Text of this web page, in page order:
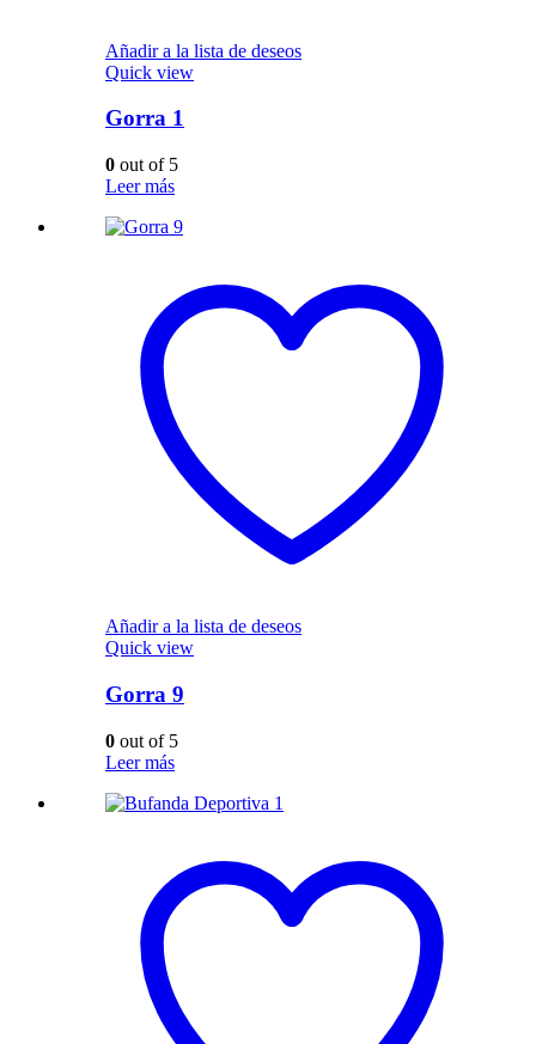
Añadir a la lista de deseos
Quick view
Gorra 1
0 out of 5
Leer más
Añadir a la lista de deseos
Quick view
Gorra 9
0 out of 5
Leer más